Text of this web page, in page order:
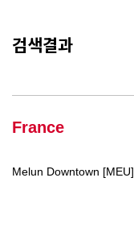
검색결과
France
Melun Downtown [MEU]